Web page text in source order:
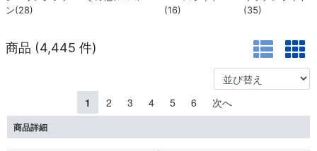
ン(28)
(16)
(35)
商品 (4,445 件)
1 2 3 4 5 6 次へ
商品詳細